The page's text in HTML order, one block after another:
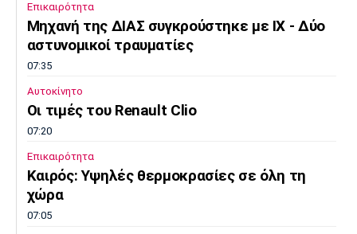
Επικαιρότητα
Μηχανή της ΔΙΑΣ συγκρούστηκε με ΙΧ - Δύο
αστυνομικοί τραυματίες
07:35
Αυτοκίνητο
Οι τιμές του Renault Clio
07:20
Επικαιρότητα
Καιρός: Υψηλές θερμοκρασίες σε όλη τη
χώρα
07:05